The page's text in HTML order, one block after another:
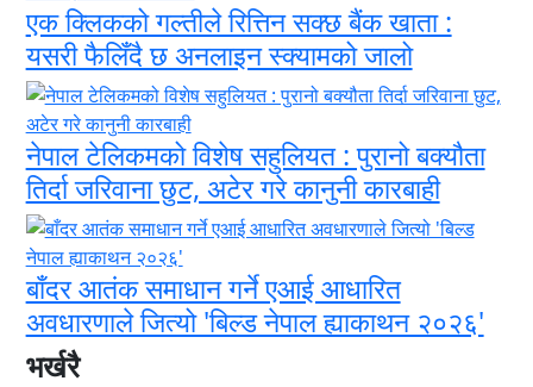
एक क्लिकको गल्तीले रित्तिन सक्छ बैंक खाता :
यसरी फैलिँदै छ अनलाइन स्क्यामको जालो
नेपाल टेलिकमको विशेष सहुलियत : पुरानो बक्यौता
तिर्दा जरिवाना छुट, अटेर गरे कानुनी कारबाही
बाँदर आतंक समाधान गर्ने एआई आधारित
अवधारणाले जित्यो 'बिल्ड नेपाल ह्याकाथन २०२६'
भर्खरै